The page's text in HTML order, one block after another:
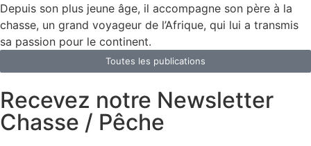
Depuis son plus jeune âge, il accompagne son père à la
chasse, un grand voyageur de l’Afrique, qui lui a transmis
sa passion pour le continent.
Toutes les publications
Recevez notre Newsletter
Chasse / Pêche